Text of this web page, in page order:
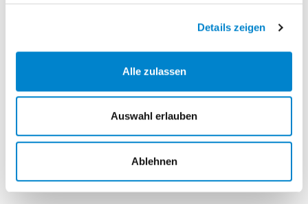
Details zeigen
Alle zulassen
Auswahl erlauben
Ablehnen
besonders gleichmäßige, glatte Oberfläche
Lichtecht nach EN 15187 (Klasse 5) – dauerhaft
Exklusive Premium-Optik – ideal zur
Aufwertung moderner Wohnräume
Mit Echtlack Premium setzen Sie bewusst auf
Qualität, Design und Beständigkeit – für Türen, die
bleibenden Eindruck hinterlassen.